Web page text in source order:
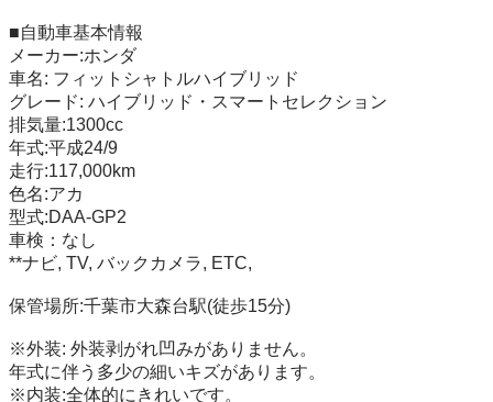
■自動車基本情報
メーカー:ホンダ
車名: フィットシャトルハイブリッド
グレード: ハイブリッド・スマートセレクション
排気量:1300cc
年式:平成24/9
走行:117,000km
色名:アカ
型式:DAA-GP2
車検：なし
**ナビ, TV, バックカメラ, ETC,
保管場所:千葉市大森台駅(徒歩15分)
※外装: 外装剥がれ凹みがありません。
年式に伴う多少の細いキズがあります。
※内装:全体的にきれいです。